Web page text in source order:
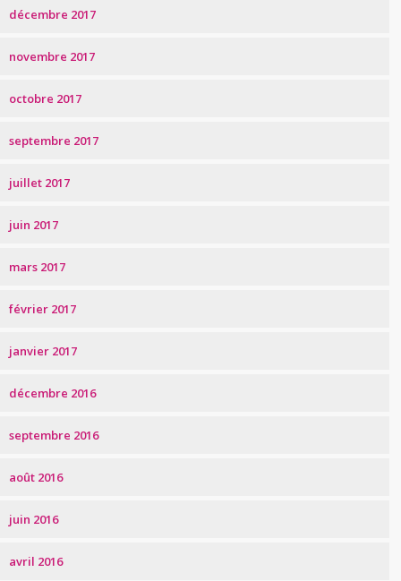
décembre 2017
novembre 2017
octobre 2017
septembre 2017
juillet 2017
juin 2017
mars 2017
février 2017
janvier 2017
décembre 2016
septembre 2016
août 2016
juin 2016
avril 2016